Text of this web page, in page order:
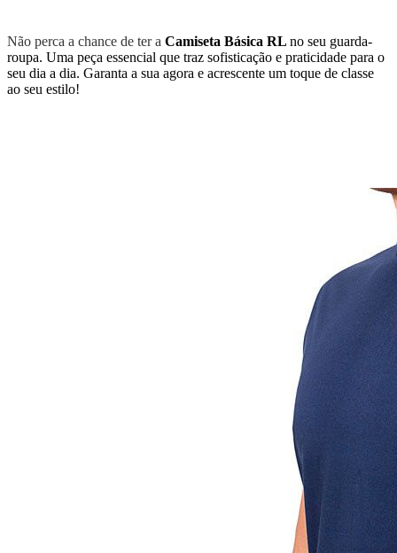
Não perca a chance de ter a Camiseta Básica RL no seu guarda-
roupa. Uma peça essencial que traz sofisticação e praticidade para o
seu dia a dia. Garanta a sua agora e acrescente um toque de classe
ao seu estilo!